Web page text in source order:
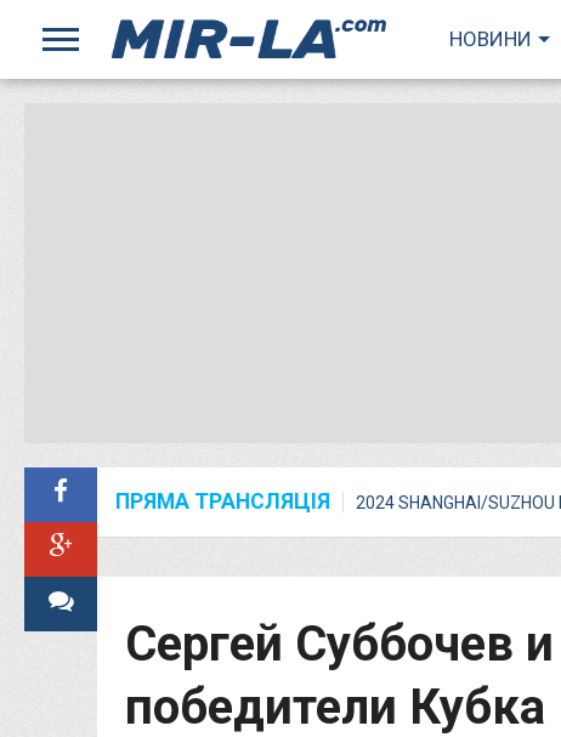
НОВИНИ
ПРЯМА ТРАНСЛЯЦІЯ 2024 SHANGHAI/SUZHOU
Сергей Суббочев
победители